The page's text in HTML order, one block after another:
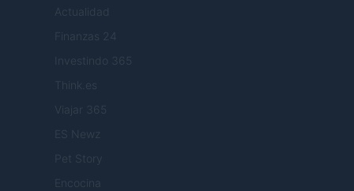
Actualidad
Finanzas 24
Investindo 365
Think.es
Viajar 365
ES Newz
Pet Story
Encocina